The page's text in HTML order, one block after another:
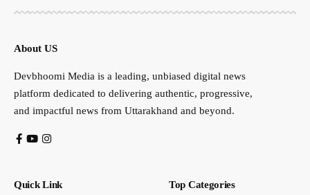
About US
Devbhoomi Media is a leading, unbiased digital news
platform dedicated to delivering authentic, progressive,
and impactful news from Uttarakhand and beyond.
Quick Link Top Categories